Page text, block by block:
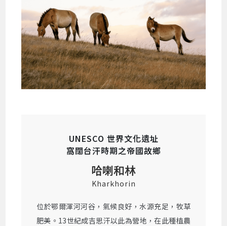
UNESCO 世界文化遺址
窩闊台汗時期之帝國故鄉
哈喇和林
Kharkhorin
位於鄂爾渾河河谷，氣候良好，水源充足，牧草
肥美。13世紀成吉思汗以此為營地，在此種植農